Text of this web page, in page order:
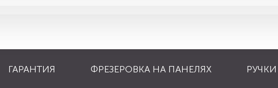
ГАРАНТИЯ ФРЕЗЕРОВКА НА ПАНЕЛЯХ РУЧКИ